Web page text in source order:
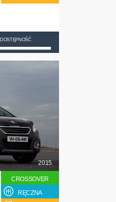
DOSTĘPNOŚĆ
2015
CROSSOVER
RĘCZNA